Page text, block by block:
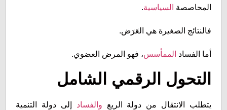
المحاصصة السياسية.
فالنتائج الصغيرة هي العَرَض.
أما الفساد الممأسس، فهو المرض العضوي.
التحول الرقمي الشامل
يتطلب الانتقال من دولة الريع والفساد إلى دولة التنمية